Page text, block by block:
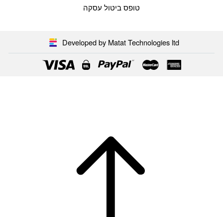
טופס ביטול עסקה
Developed by Matat Technologies ltd